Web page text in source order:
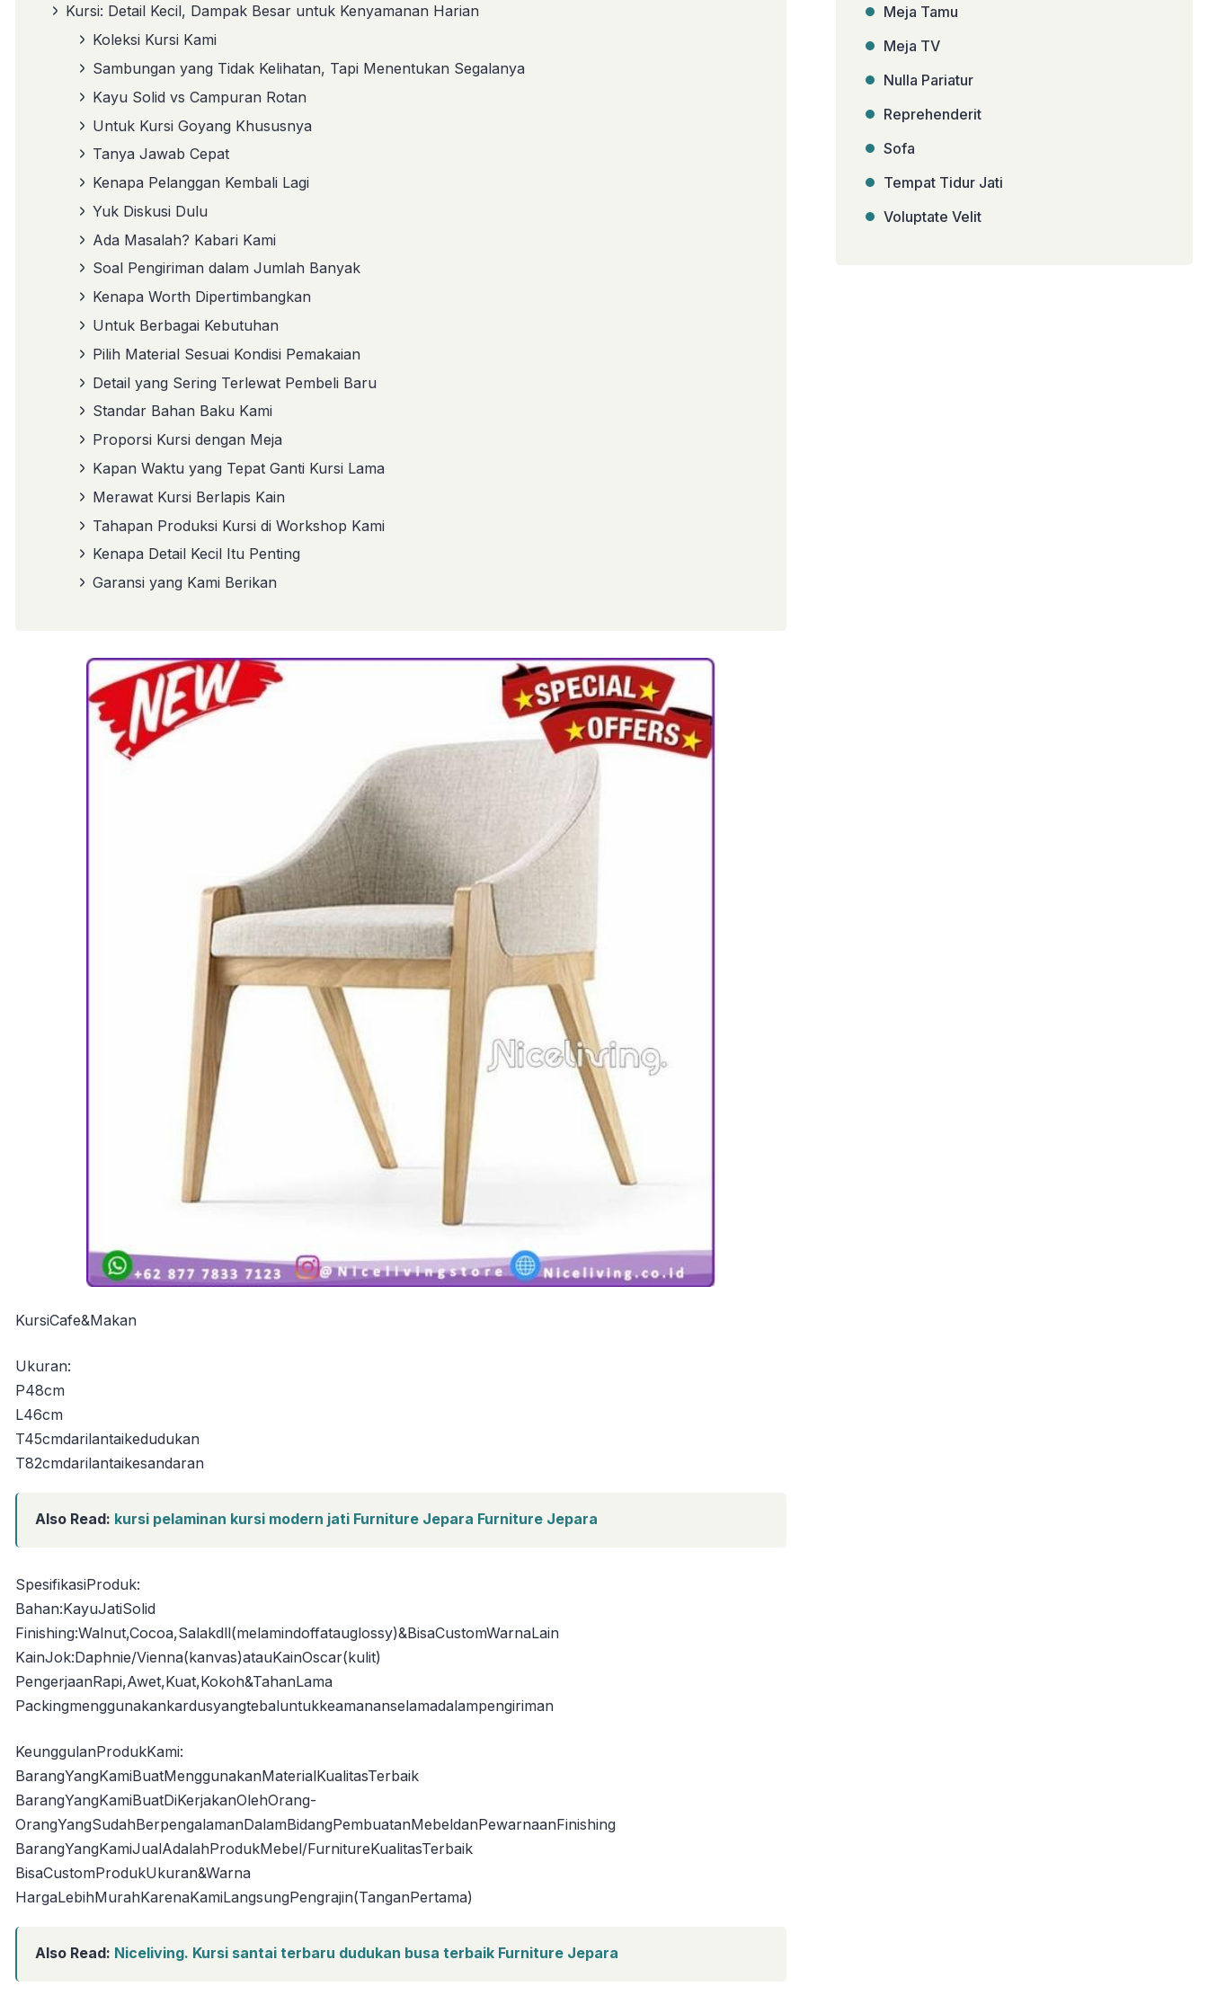
Kursi: Detail Kecil, Dampak Besar untuk Kenyamanan Harian
Koleksi Kursi Kami
Sambungan yang Tidak Kelihatan, Tapi Menentukan Segalanya
Kayu Solid vs Campuran Rotan
Untuk Kursi Goyang Khususnya
Tanya Jawab Cepat
Kenapa Pelanggan Kembali Lagi
Yuk Diskusi Dulu
Ada Masalah? Kabari Kami
Soal Pengiriman dalam Jumlah Banyak
Kenapa Worth Dipertimbangkan
Untuk Berbagai Kebutuhan
Pilih Material Sesuai Kondisi Pemakaian
Detail yang Sering Terlewat Pembeli Baru
Standar Bahan Baku Kami
Proporsi Kursi dengan Meja
Kapan Waktu yang Tepat Ganti Kursi Lama
Merawat Kursi Berlapis Kain
Tahapan Produksi Kursi di Workshop Kami
Kenapa Detail Kecil Itu Penting
Garansi yang Kami Berikan
KursiCafe&Makan
Ukuran:
P48cm
L46cm
T45cmdarilantaikedudukan
T82cmdarilantaikesandaran
Also Read: kursi pelaminan kursi modern jati Furniture Jepara Furniture Jepara
SpesifikasiProduk:
Bahan:KayuJatiSolid
Finishing:Walnut,Cocoa,Salakdll(melamindoffatauglossy)&BisaCustomWarnaLain
KainJok:Daphnie/Vienna(kanvas)atauKainOscar(kulit)
PengerjaanRapi,Awet,Kuat,Kokoh&TahanLama
Packingmenggunakankardusyangtebaluntukkeamananselamadalampengiriman
KeunggulanProdukKami:
BarangYangKamiBuatMenggunakanMaterialKualitasTerbaik
BarangYangKamiBuatDiKerjakanOlehOrang-
OrangYangSudahBerpengalamanDalamBidangPembuatanMebeldanPewarnaanFinishing
BarangYangKamiJualAdalahProdukMebel/FurnitureKualitasTerbaik
BisaCustomProdukUkuran&Warna
HargaLebihMurahKarenaKamiLangsungPengrajin(TanganPertama)
Also Read: Niceliving. Kursi santai terbaru dudukan busa terbaik Furniture Jepara
Meja Tamu
Meja TV
Nulla Pariatur
Reprehenderit
Sofa
Tempat Tidur Jati
Voluptate Velit